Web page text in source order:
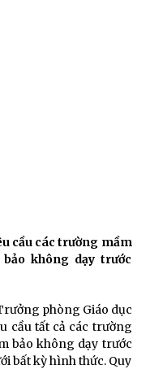
cầu các trường mầm
không dạy trước
phòng Giáo dục
cầu tất cả các trường
bảo không dạy trước
bất kỳ hình thức. Quy